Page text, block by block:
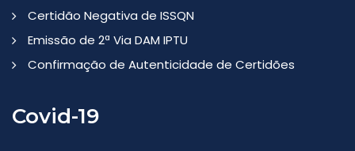
Certidão Negativa de ISSQN
Emissão de 2ª Via DAM IPTU
Confirmação de Autenticidade de Certidões
Covid-19